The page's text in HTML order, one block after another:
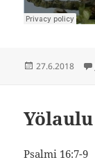
Julkaistu
27.6.2018
Yölaulu
Psalmi 16:7-9